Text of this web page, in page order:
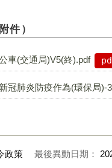
件）
車(交通局)V5(終).pdf
冠肺炎防疫作為(環保局)-
政策 最後異動日期：